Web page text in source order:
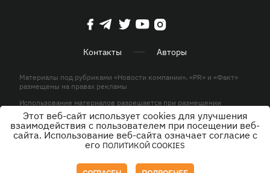
Контакты Авторы
Материалы под рубриками «Новости компании», «PR» и «Факт»
размещены на правах рекламы
Использование материалов разрешается при размещении
активной гиперссылки на KP.UA в первом абзаце.
© ООО «ЮЛАВ МЕДИА»,2026. Все права защищены.
Этот веб-сайт использует cookies для улучшения
взаимодействия с пользователем при посещении веб-
сайта. Использование веб-сайта означает согласие с
его ПОЛИТИКОЙ COOKIES